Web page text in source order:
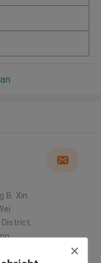
B. Xin
District,